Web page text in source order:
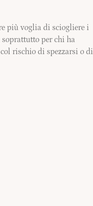
più voglia di sciogliere i
soprattutto per chi ha
rischio di spezzarsi o di